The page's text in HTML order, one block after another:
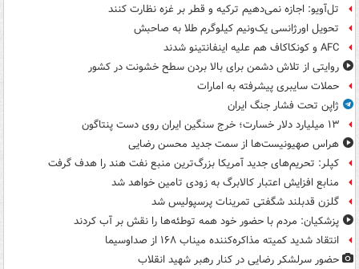
تل‌آویو: اجازه نمی‌دهیم ترکیه و قطر بر غزه نظارت کنند
تحویل اورژانسی یک‌ونیم کیلوگرم طلا به صاحبش
AFC و کونکاکاف هم علیه اینفانتینو شدند
روایتی از تلاش دشمن برای بالا بردن سطح خشونت در کشور
حملات سایبری پیشرفته به امارات
ژاپن تحت فشار جنگ ایران
۱۳ میلیارد دلار خسارت؛ خرج سنگین ایران روی دست پنتاگون
هراس صهیونیست‌ها از سمت جدید محسن رضایی
کپلر: تحریم‌های جدید آمریکا بزرگ‌ترین منبع نفت هند را هدف گرفت
منابع افزایش اعتبار کالابرگ به زودی تامین خواهد شد
گلزن قدبلند شگفتی تمرینات پرسپولیس شد
پزشکیان: مردم با حضور خود همه توطئه‌ها را نقش بر آب کردند
انتقاد شدید کمیته مذاکره‌کننده میناب ۱۶۸ از صداوسیما
حضور سرلشکر رضایی در کنار رهبر شهید انقلاب